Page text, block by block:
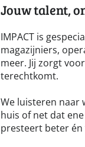
Jouw talent,
IMPACT is
magazijniers,
meer. Jij zorgt
terechtkomt.
We luisteren naar
huis of net dat
presteert beter